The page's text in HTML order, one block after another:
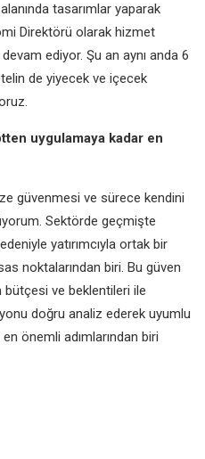
tasarımlar yaparak
Direktörü olarak hizmet
ediyor. Şu an aynı anda 6
de yiyecek ve içecek
uygulamaya kadar en
güvenmesi ve sürece kendini
Sektörde geçmişte
yatırımcıyla ortak bir
noktalarından biri. Bu güven
bütçesi ve beklentileri ile
doğru analiz ederek uyumlu
önemli adımlarından biri